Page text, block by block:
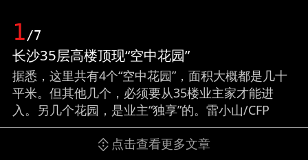
1/7
长沙35层高楼顶现“空中花园”
据悉，这里共有4个“空中花园”，面积大概都是几十
平米。但其他几个，必须要从35楼业主家才能进
入。另几个花园，是业主“独享”的。雷小山/CFP
点击查看更多文章